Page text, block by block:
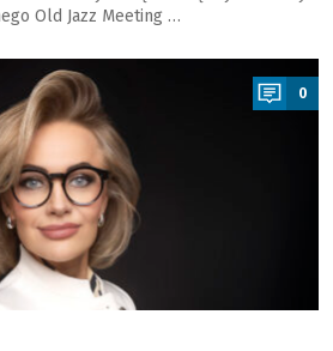
Old Jazz Meeting …
0